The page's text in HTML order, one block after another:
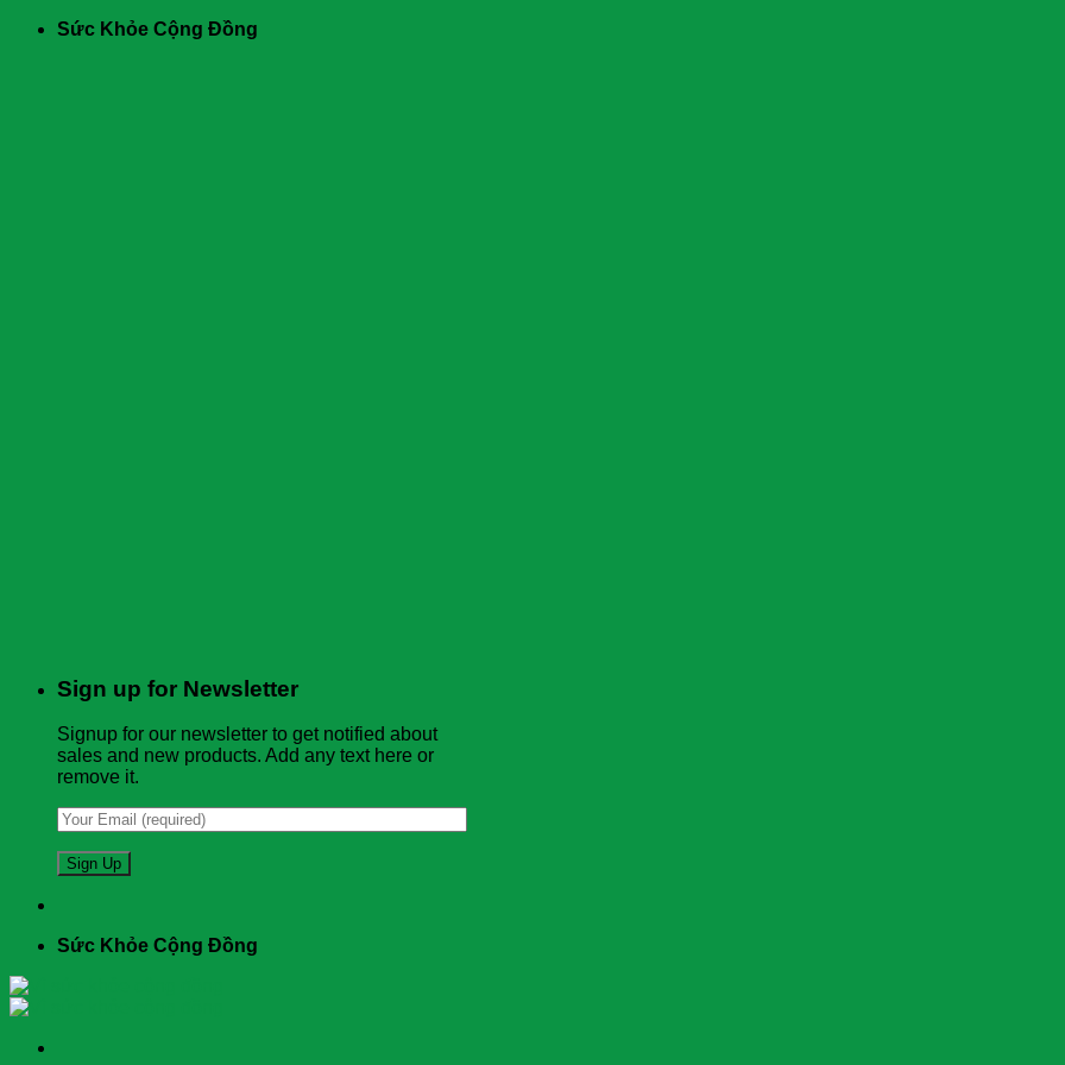
Skip
Sức Khỏe Cộng Đồng
Sign up for Newsletter
Signup for our newsletter to get notified about
sales and new products. Add any text here or
remove it.
Sức Khỏe Cộng Đồng